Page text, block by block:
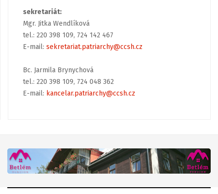
sekretariát:
Mgr. Jitka Wendlíková
tel.: 220 398 109, 724 142 467
E-mail: sekretariat.patriarchy@ccsh.cz
Bc. Jarmila Brynychová
tel.: 220 398 109, 724 048 362
E-mail: kancelar.patriarchy@ccsh.cz